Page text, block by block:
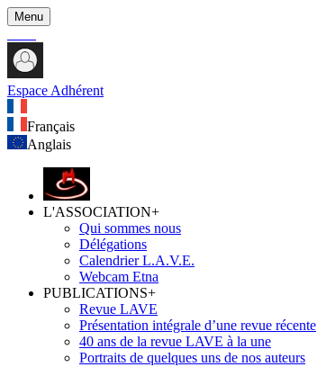
Menu
Espace Adhérent
Français
Anglais
L'ASSOCIATION+
Qui sommes nous
Délégations
Calendrier L.A.V.E.
Webcam Etna
PUBLICATIONS+
Revue LAVE
Présentation intégrale d’une revue récente
40 ans de la revue LAVE à la une
Portraits de quelques uns de nos auteurs